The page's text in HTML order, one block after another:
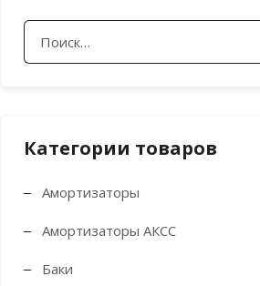
Найти:
Категории товаров
Амортизаторы
Амортизаторы АКСС
Баки